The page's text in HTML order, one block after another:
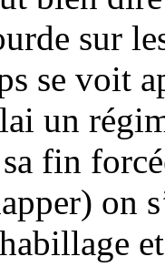
sur
se voit
un
fin
on